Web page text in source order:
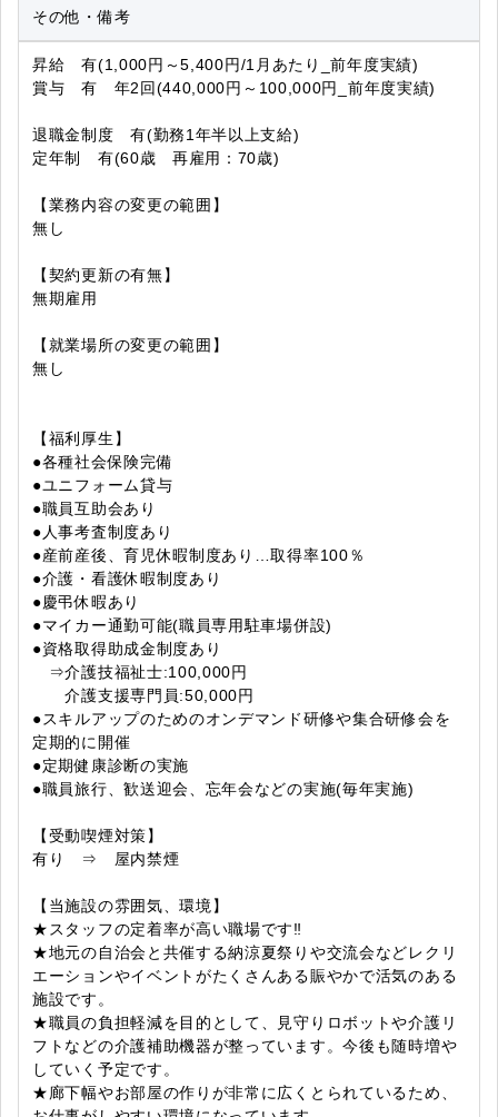
その他・備考
昇給 有(1,000円～5,400円/1月あたり_前年度実績)
賞与 有 年2回(440,000円～100,000円_前年度実績)
退職金制度 有(勤務1年半以上支給)
定年制 有(60歳 再雇用：70歳)
【業務内容の変更の範囲】
無し
【契約更新の有無】
無期雇用
【就業場所の変更の範囲】
無し
【福利厚生】
●各種社会保険完備
●ユニフォーム貸与
●職員互助会あり
●人事考査制度あり
●産前産後、育児休暇制度あり…取得率100％
●介護・看護休暇制度あり
●慶弔休暇あり
●マイカー通勤可能(職員専用駐車場併設)
●資格取得助成金制度あり
⇒介護技福祉士:100,000円
介護支援専門員:50,000円
●スキルアップのためのオンデマンド研修や集合研修会を
定期的に開催
●定期健康診断の実施
●職員旅行、歓送迎会、忘年会などの実施(毎年実施)
【受動喫煙対策】
有り ⇒ 屋内禁煙
【当施設の雰囲気、環境】
★スタッフの定着率が高い職場です‼
★地元の自治会と共催する納涼夏祭りや交流会などレクリ
エーションやイベントがたくさんある賑やかで活気のある
施設です。
★職員の負担軽減を目的として、見守りロボットや介護リ
フトなどの介護補助機器が整っています。今後も随時増や
していく予定です。
★廊下幅やお部屋の作りが非常に広くとられているため、